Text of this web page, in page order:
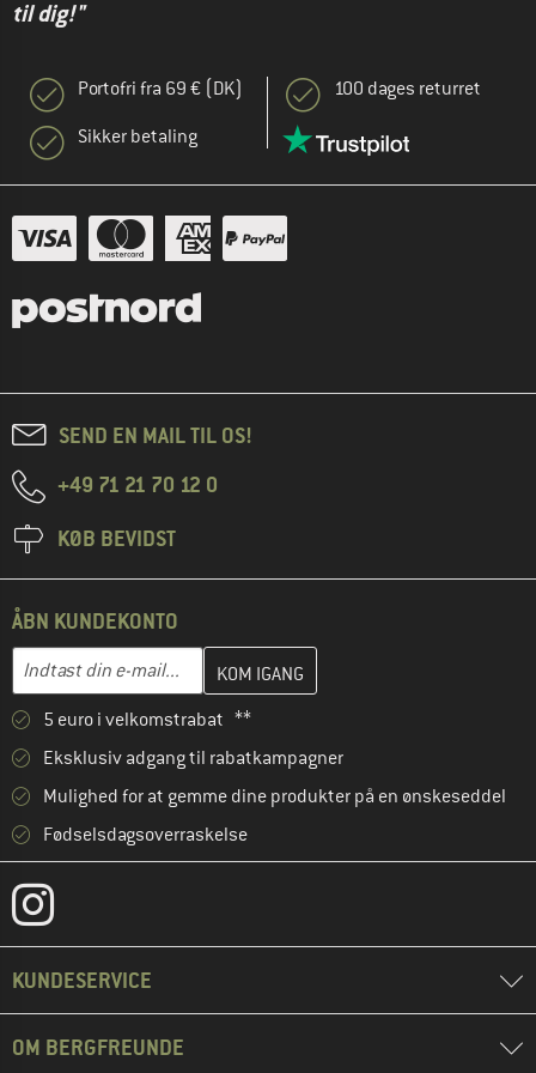
til dig!"
Portofri fra 69 € (DK)
Sikker betaling
100 dages returret
SEND EN MAIL TIL OS!
+49 71 21 70 12 0
KØB BEVIDST
ÅBN KUNDEKONTO
E-mail-adresse
Indtast din e-mailadresse her, og opret i næste trin din
5 euro i velkomstrabat **
Eksklusiv adgang til rabatkampagner
Mulighed for at gemme dine produkter på en ønskeseddel
Fødselsdagsoverraskelse
KUNDESERVICE
OM BERGFREUNDE